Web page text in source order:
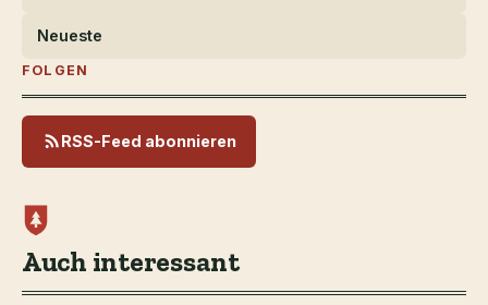
Neueste
FOLGEN
RSS-Feed abonnieren
Auch interessant